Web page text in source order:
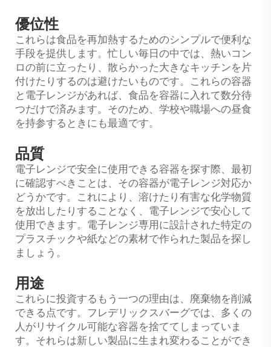
優位性
これらは食品を再加熱するためのシンプルで便利な
手段を提供します。忙しい毎日の中では、熱いコン
ロの前に立ったり、散らかった大きなキッチンを片
付けたりするのは避けたいものです。これらの容器
と電子レンジがあれば、食品を容器に入れて数分待
つだけで済みます。そのため、学校や職場への昼食
を持参するときにも最適です。
品質
電子レンジで安全に使用できる容器を探す際、最初
に確認すべきことは、その容器が電子レンジ対応か
どうかです。これにより、溶けたり有害な化学物質
を放出したりすることなく、電子レンジで安心して
使用できます。電子レンジ専用に設計された特定の
プラスチックや紙などの素材で作られた製品を探し
ましょう。
用途
これらに投資するもう一つの理由は、廃棄物を削減
できる点です。フレデリックスバーグでは、多くの
人がリサイクル可能な容器を捨ててしまっていま
す。それらは新しい製品に生まれ変わることができ